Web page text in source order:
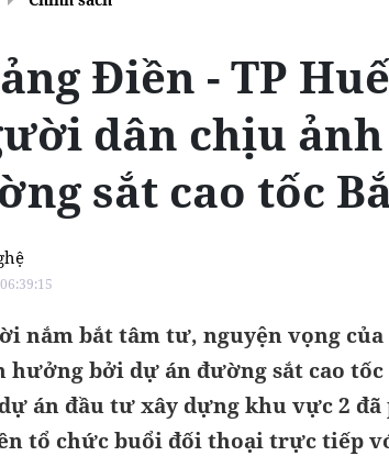
Điền - TP
dân chịu
sắt cao tốc
nắm bắt tâm tư, nguyện vọng
bởi dự án đường sắt cao tốc
án đầu tư xây dựng khu vực 2
tổ chức buổi đối thoại trực tiếp